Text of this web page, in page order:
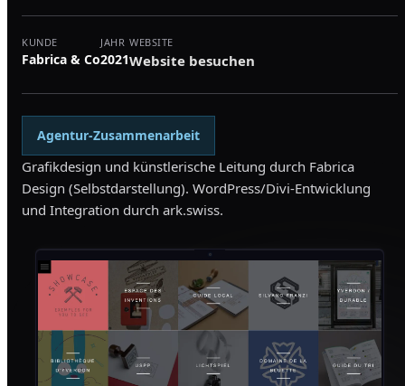
KUNDE
Fabrica & Co
JAHR
2021
WEBSITE
Website besuchen
Agentur-Zusammenarbeit
Grafikdesign und künstlerische Leitung durch Fabrica
Design (Selbstdarstellung). WordPress/Divi-Entwicklung
und Integration durch ark.swiss.